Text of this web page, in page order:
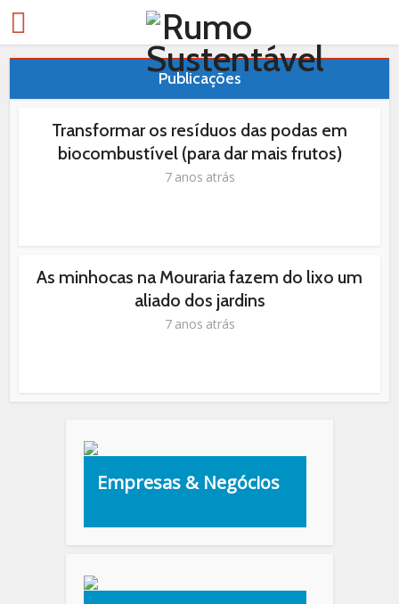
Publicações
Transformar os resíduos das podas em
biocombustível (para dar mais frutos)
7 anos atrás
As minhocas na Mouraria fazem do lixo um
aliado dos jardins
7 anos atrás
Empresas & Negócios